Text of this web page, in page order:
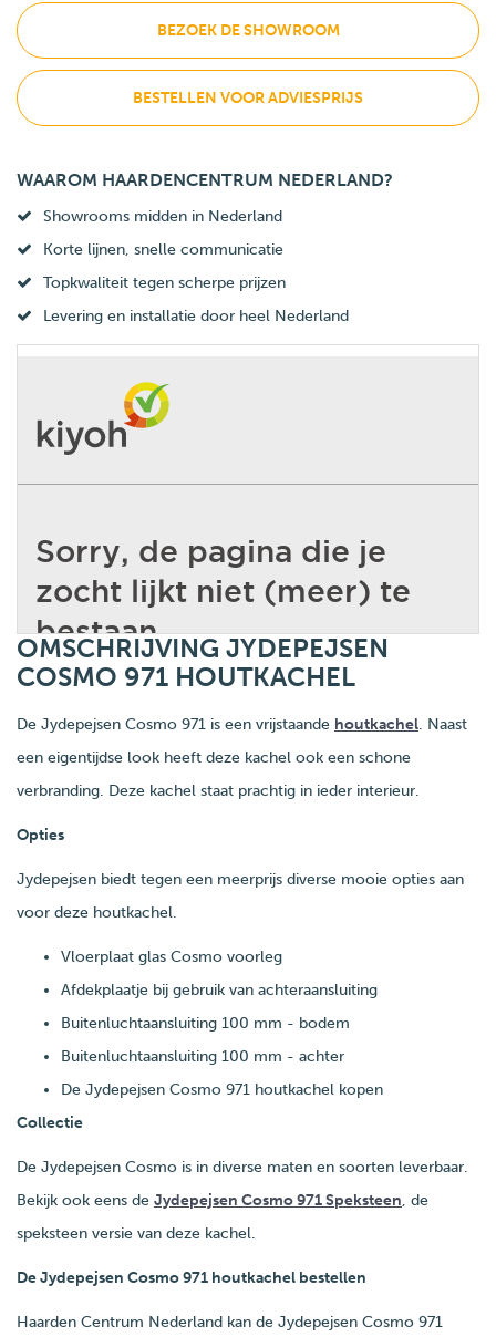
BEZOEK DE SHOWROOM
BESTELLEN VOOR ADVIESPRIJS
WAAROM HAARDENCENTRUM NEDERLAND?
Showrooms midden in Nederland
Korte lijnen, snelle communicatie
Topkwaliteit tegen scherpe prijzen
Levering en installatie door heel Nederland
OMSCHRIJVING JYDEPEJSEN
COSMO 971 HOUTKACHEL
De Jydepejsen Cosmo 971 is een vrijstaande houtkachel. Naast
een eigentijdse look heeft deze kachel ook een schone
verbranding. Deze kachel staat prachtig in ieder interieur.
Opties
Jydepejsen biedt tegen een meerprijs diverse mooie opties aan
voor deze houtkachel.
Vloerplaat glas Cosmo voorleg
Afdekplaatje bij gebruik van achteraansluiting
Buitenluchtaansluiting 100 mm - bodem
Buitenluchtaansluiting 100 mm - achter
De Jydepejsen Cosmo 971 houtkachel kopen
Collectie
De Jydepejsen Cosmo is in diverse maten en soorten leverbaar.
Bekijk ook eens de Jydepejsen Cosmo 971 Speksteen, de
speksteen versie van deze kachel.
De Jydepejsen Cosmo 971 houtkachel bestellen
Haarden Centrum Nederland kan de Jydepejsen Cosmo 971